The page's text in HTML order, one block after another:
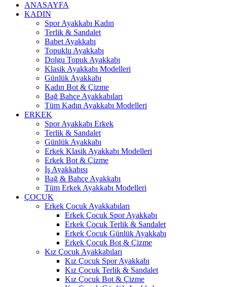
ANASAYFA
KADIN
Spor Ayakkabı Kadın
Terlik & Sandalet
Babet Ayakkabı
Topuklu Ayakkabı
Dolgu Topuk Ayakkabı
Klasik Ayakkabı Modelleri
Günlük Ayakkabı
Kadın Bot & Çizme
Bağ Bahçe Ayakkabıları
Tüm Kadın Ayakkabı Modelleri
ERKEK
Spor Ayakkabı Erkek
Terlik & Sandalet
Günlük Ayakkabı
Erkek Klasik Ayakkabı Modelleri
Erkek Bot & Çizme
İş Ayakkabısı
Bağ & Bahçe Ayakkabı
Tüm Erkek Ayakkabı Modelleri
ÇOCUK
Erkek Çocuk Ayakkabıları
Erkek Çocuk Spor Ayakkabı
Erkek Çocuk Terlik & Sandalet
Erkek Çocuk Günlük Ayakkabı
Erkek Çocuk Bot & Çizme
Kız Çocuk Ayakkabıları
Kız Çocuk Spor Ayakkabı
Kız Çocuk Terlik & Sandalet
Kız Çocuk Bot & Çizme